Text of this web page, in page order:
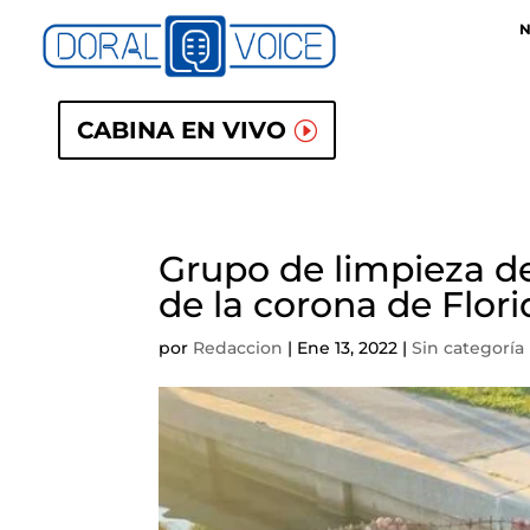
CABINA EN VIVO
Grupo de limpieza
de la corona de
por Redaccion | Ene 13, 2022 |Sin categoría